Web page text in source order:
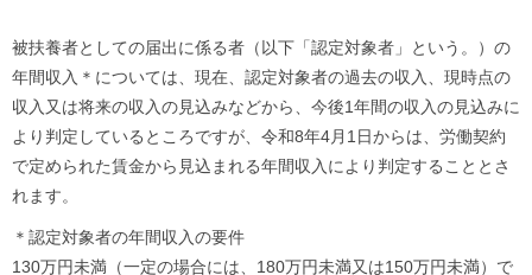
被扶養者としての届出に係る者（以下「認定対象者」という。）の
年間収入＊については、現在、認定対象者の過去の収入、現時点の
収入又は将来の収入の見込みなどから、今後1年間の収入の見込みに
より判定しているところですが、令和8年4月1日からは、労働契約
で定められた賃金から見込まれる年間収入により判定することとさ
れます。
＊認定対象者の年間収入の要件
130万円未満（一定の場合には、180万円未満又は150万円未満）で